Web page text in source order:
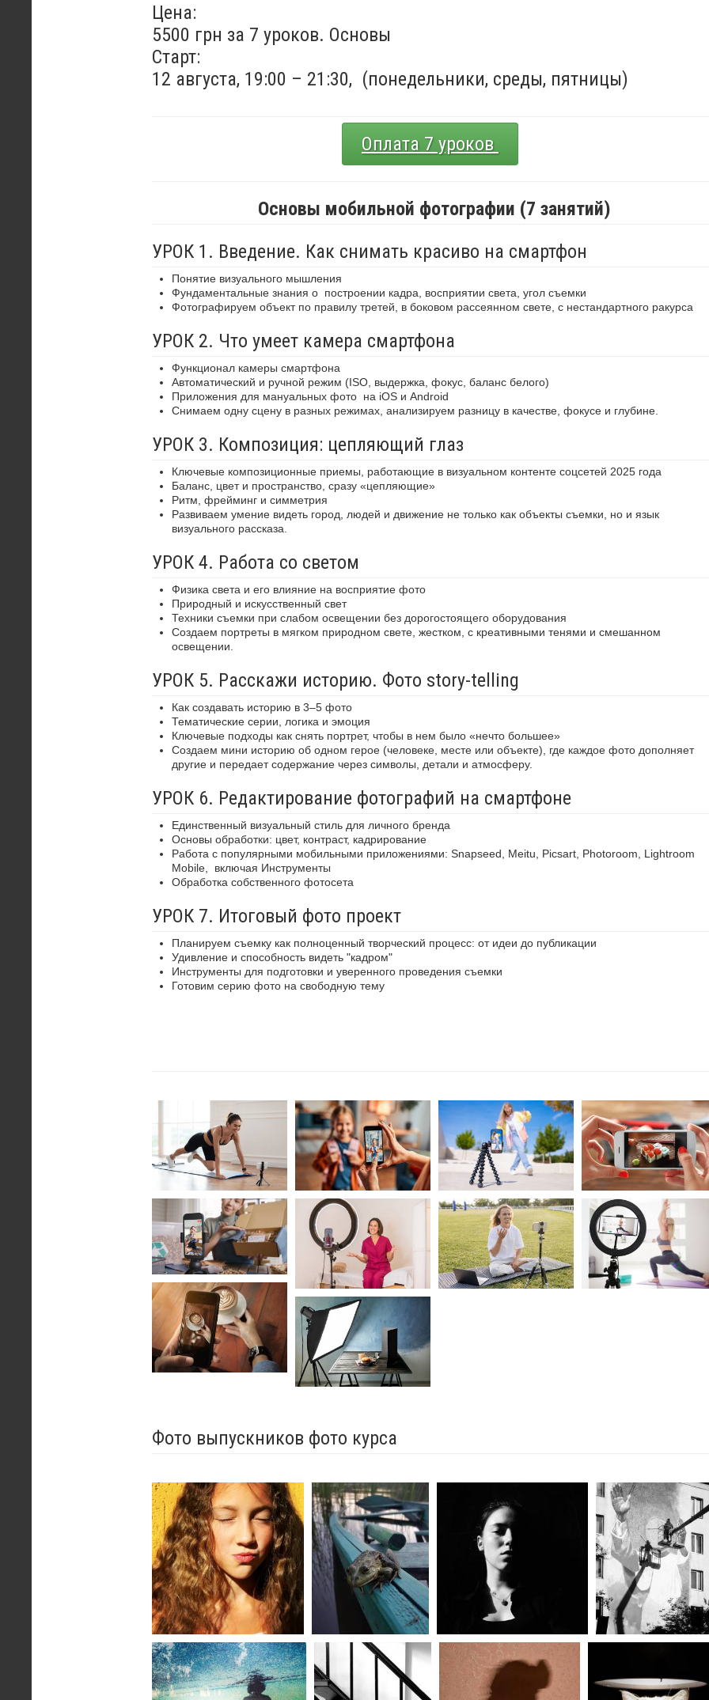
Цена:
5500 грн за 7 уроков. Основы
Старт:
12 августа, 19:00 – 21:30, (понедельники, среды, пятницы)
Оплата 7 уроков
Основы мобильной фотографии (7 занятий)
УРОК 1. Введение. Как снимать красиво на смартфон
Понятие визуального мышления
Фундаментальные знания о построении кадра, восприятии света, угол съемки
Фотографируем объект по правилу третей, в боковом рассеянном свете, с нестандартного ракурса
УРОК 2. Что умеет камера смартфона
Функционал камеры смартфона
Автоматический и ручной режим (ISO, выдержка, фокус, баланс белого)
Приложения для мануальных фото на iOS и Android
Снимаем одну сцену в разных режимах, анализируем разницу в качестве, фокусе и глубине.
УРОК 3. Композиция: цепляющий глаз
Ключевые композиционные приемы, работающие в визуальном контенте соцсетей 2025 года
Баланс, цвет и пространство, сразу «цепляющие»
Ритм, фрейминг и симметрия
Развиваем умение видеть город, людей и движение не только как объекты съемки, но и язык
визуального рассказа.
УРОК 4. Работа со светом
Физика света и его влияние на восприятие фото
Природный и искусственный свет
Техники съемки при слабом освещении без дорогостоящего оборудования
Создаем портреты в мягком природном свете, жестком, с креативными тенями и смешанном
освещении.
УРОК 5. Расскажи историю. Фото story-telling
Как создавать историю в 3–5 фото
Тематические серии, логика и эмоция
Ключевые подходы как снять портрет, чтобы в нем было «нечто большее»
Создаем мини историю об одном герое (человеке, месте или объекте), где каждое фото дополняет
другие и передает содержание через символы, детали и атмосферу.
УРОК 6. Редактирование фотографий на смартфоне
Единственный визуальный стиль для личного бренда
Основы обработки: цвет, контраст, кадрирование
Работа с популярными мобильными приложениями: Snapseed, Meitu, Picsart, Photoroom, Lightroom
Mobile,
включая Инструменты
Обработка собственного фотосета
УРОК 7. Итоговый фото проект
Планируем съемку как полноценный творческий процесс: от идеи до публикации
Удивление и способность видеть "кадром"
Инструменты для подготовки и уверенного проведения съемки
Готовим серию фото на свободную тему
Фото выпускников фото курса